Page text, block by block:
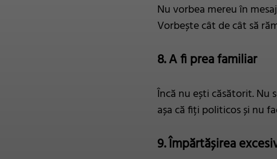
Nu vorbea mereu în
Vorbește cât de cât să
8. A fi prea familiar
Încă nu ești căsătorit. Nu
așa că fiți politicos și nu
9. Împărtășirea